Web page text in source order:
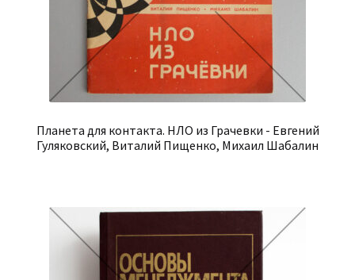
Планета для контакта. НЛО из Грачевки - Евгений
Гуляковский, Виталий Пищенко, Михаил Шабалин